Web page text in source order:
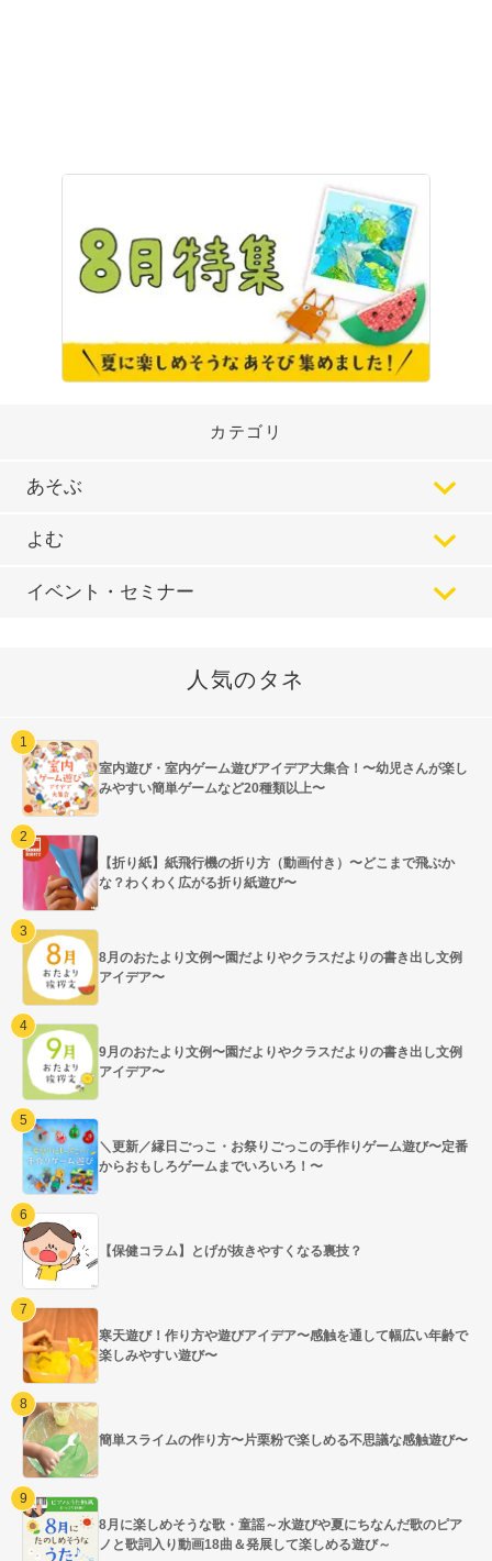
カテゴリ
あそぶ
よむ
イベント・セミナー
人気のタネ
室内遊び・室内ゲーム遊びアイデア大集合！〜幼児さんが楽し
みやすい簡単ゲームなど20種類以上〜
【折り紙】紙飛行機の折り方（動画付き）〜どこまで飛ぶか
な？わくわく広がる折り紙遊び〜
8月のおたより文例〜園だよりやクラスだよりの書き出し文例
アイデア〜
9月のおたより文例〜園だよりやクラスだよりの書き出し文例
アイデア〜
＼更新／縁日ごっこ・お祭りごっこの手作りゲーム遊び〜定番
からおもしろゲームまでいろいろ！〜
【保健コラム】とげが抜きやすくなる裏技？
寒天遊び！作り方や遊びアイデア〜感触を通して幅広い年齢で
楽しみやすい遊び〜
簡単スライムの作り方〜片栗粉で楽しめる不思議な感触遊び〜
8月に楽しめそうな歌・童謡～水遊びや夏にちなんだ歌のピア
ノと歌詞入り動画18曲＆発展して楽しめる遊び～